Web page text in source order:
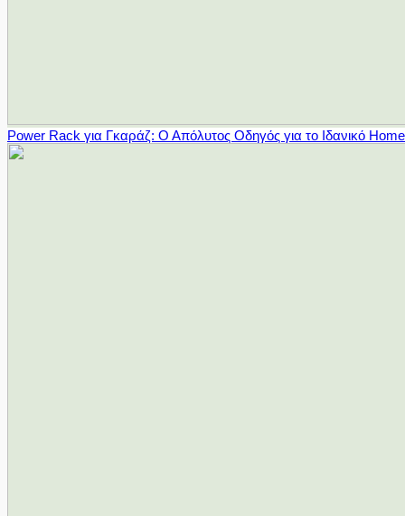
Power Rack για Γκαράζ: Ο Απόλυτος Οδηγός για το Ιδανικό